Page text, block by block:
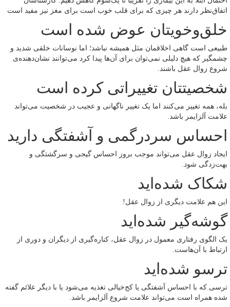
اتفاق‌نظر دارند هر چیزی که برای قلب خوب است برای مغز نیز مفید است
خلق‌وخویتان عوض شده است
طبیعی است گاهی اخلاقمان مثل همیشه نباشد؛ اما نوسانات خلقی شدید و
چشمگیر که هیچ دلیلی نمی‌توان برای آن‌ها پیدا کرد می‌توانند نشان‌دهنده‌ی
شروع زوال عقل باشند.
شخصیتتان تغییراتی کرده است
بله، همه تغییر می‌کنند اما یک تغییر ناگهانی و عجیب در شخصیت می‌تواند
علامت آلزایمر باشد.
احساس سردرگمی و آشفتگی دارید
ایجاد زوال عقل می‌تواند موجب بروز احساس گیجی و سرگشتگی و
بهت‌زدگی شود.
شکاک شده‌اید
این هم علامت دیگری از زوال عقل!
گوشه‌گیر شده‌اید
یک الگوی رفتاری معمول در زوال عقل، کناره‌گیری از دیگران و دوری از
ارتباط با آن‌هاست.
ترسو شده‌اید
ترسی که با احساس آشفتگی یا کج‌خیالی تغذیه می‌شود یا با دیگر علائم گفته
شده همراه است می‌تواند علامت شروع آلزایمر باشد.